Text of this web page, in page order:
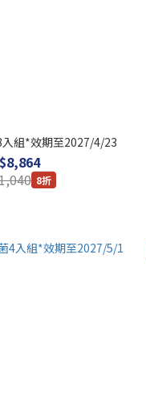
組*效期至2027/4/23
8折